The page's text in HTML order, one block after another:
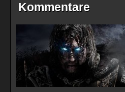
Kommentare